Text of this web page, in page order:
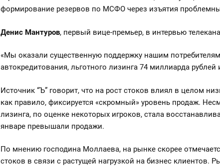
формирование резервов по МСФО через изъятия
Денис Мантуров, первый вице-премьер, в интервью
«Мы оказали существенную поддержку нашим
автокредитования, льготного лизинга 74 миллиарда рублей
Источник “Ъ” говорит, что на рост стоков влиял в целом
как правило, фиксируется «скромный» уровень продаж.
лизинга, по оценке некоторых игроков, стала
январе превышали продажи.
По мнению господина Моллаева, на рынке скорее
стоков в связи с растущей нагрузкой на бизнес клиентов.